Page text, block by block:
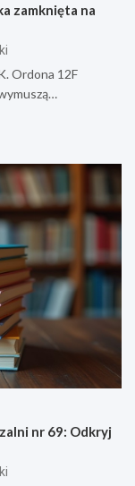
zamknięta na
Ordona 12F
nr 69: Odkryj